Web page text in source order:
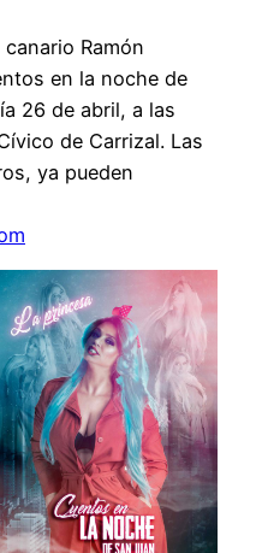
Ramón
en la noche de
26 de abril, a las
de Carrizal. Las
ya pueden